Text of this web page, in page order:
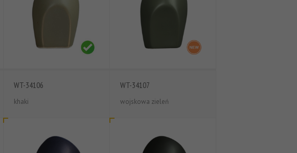
WT-34106
khaki
WT-34107
wojskowa zieleń